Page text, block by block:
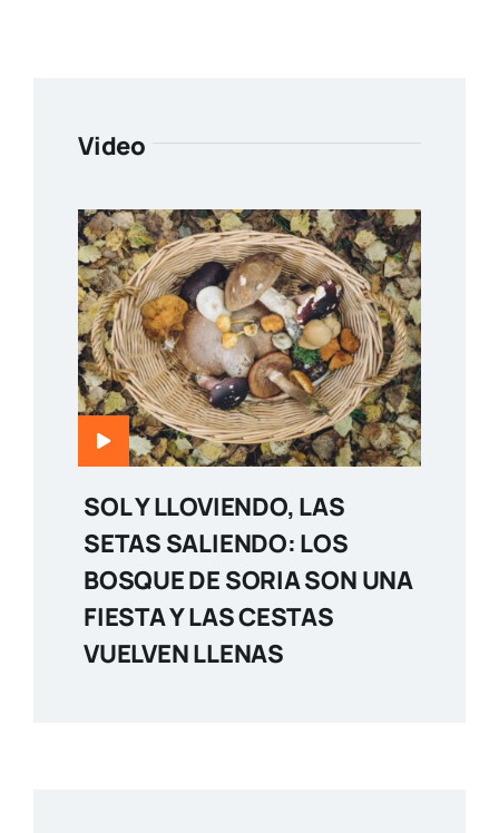
Video
SOL Y LLOVIENDO, LAS
SETAS SALIENDO: LOS
BOSQUE DE SORIA SON UNA
FIESTA Y LAS CESTAS
VUELVEN LLENAS